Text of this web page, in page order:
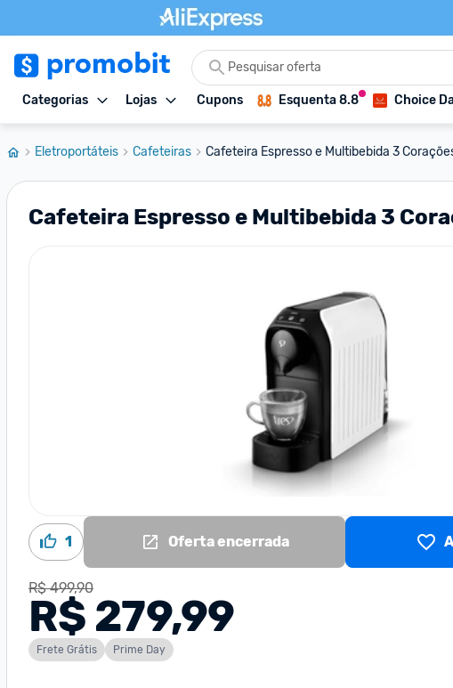
Categorias Lojas Cupons Esquenta 8.8 Choice
Eletroportáteis Cafeteiras Cafeteira Espresso e Multibebida 3
Cafeteira Espresso e Multibebida 3
1 Oferta encerrada
R$ 499,90
R$ 279,99
Frete Grátis Prime Day